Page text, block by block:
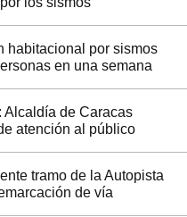
habitacional por sismos
en una semana
Alcaldía de Caracas
atención al público
tramo de la Autopista
de vía